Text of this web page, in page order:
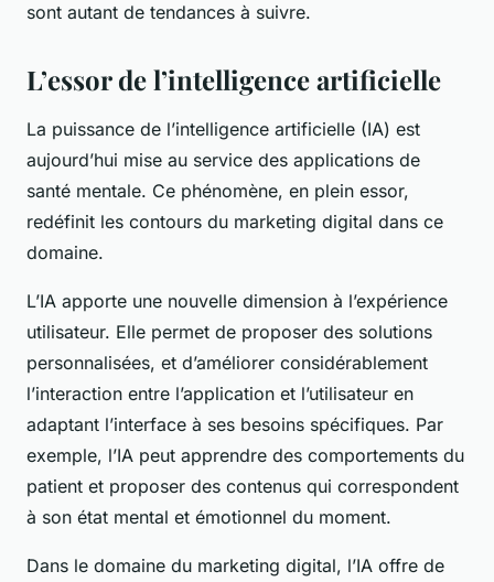
sont autant de tendances à suivre.
L’essor de l’intelligence artificielle
La puissance de l’intelligence artificielle (IA) est
aujourd’hui mise au service des applications de
santé mentale. Ce phénomène, en plein essor,
redéfinit les contours du marketing digital dans ce
domaine.
L’IA apporte une nouvelle dimension à l’expérience
utilisateur. Elle permet de proposer des solutions
personnalisées, et d’améliorer considérablement
l’interaction entre l’application et l’utilisateur en
adaptant l’interface à ses besoins spécifiques. Par
exemple, l’IA peut apprendre des comportements du
patient et proposer des contenus qui correspondent
à son état mental et émotionnel du moment.
Dans le domaine du marketing digital, l’IA offre de